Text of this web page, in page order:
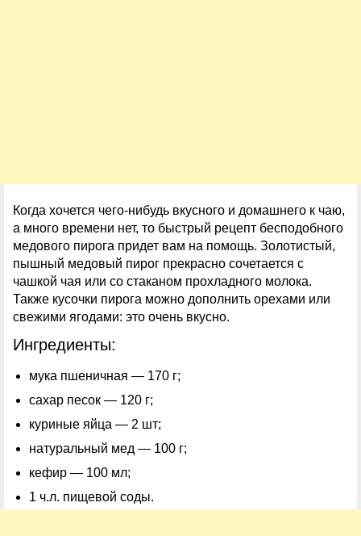
Когда хочется чего-нибудь вкусного и домашнего к чаю,
а много времени нет, то быстрый рецепт бесподобного
медового пирога придет вам на помощь. Золотистый,
пышный медовый пирог прекрасно сочетается с
чашкой чая или со стаканом прохладного молока.
Также кусочки пирога можно дополнить орехами или
свежими ягодами: это очень вкусно.
Ингредиенты:
мука пшеничная — 170 г;
сахар песок — 120 г;
куриные яйца — 2 шт;
натуральный мед — 100 г;
кефир — 100 мл;
1 ч.л. пищевой соды.